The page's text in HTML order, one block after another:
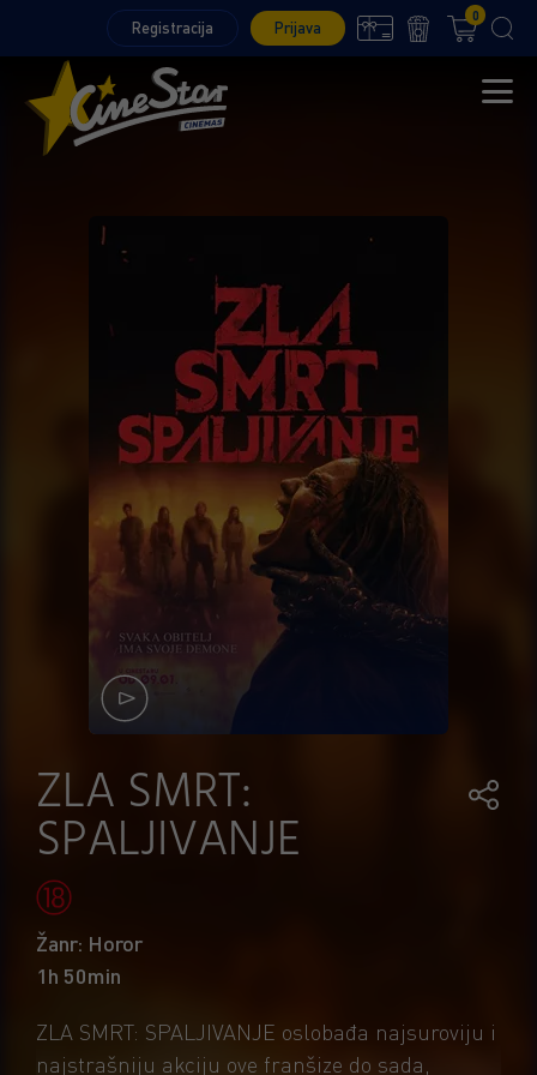
Registracija Prijava
0
ZLA SMRT:
SPALJIVANJE
Žanr: Horor
1h 50min
ZLA SMRT: SPALJIVANJE oslobađa najsuroviju i
najstrašniju akciju ove franšize do sada,